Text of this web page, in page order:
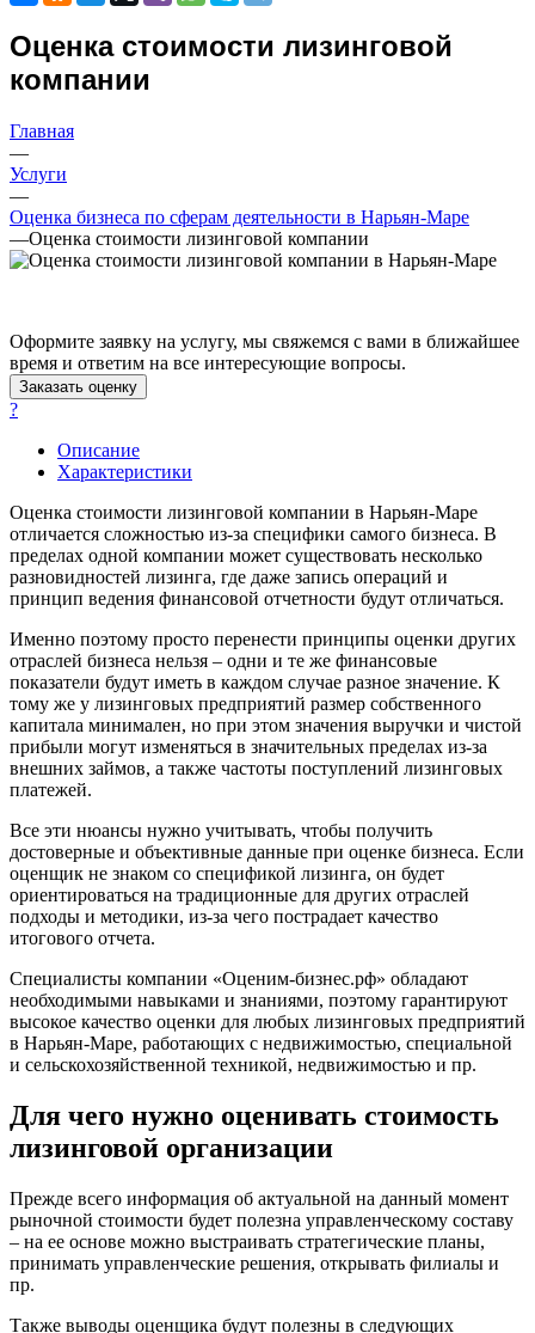
Оценка стоимости лизинговой
компании
Главная
—
Услуги
—
Оценка бизнеса по сферам деятельности в Нарьян-Маре
—Оценка стоимости лизинговой компании
Оформите заявку на услугу, мы свяжемся с вами в ближайшее
время и ответим на все интересующие вопросы.
Заказать оценку
?
Описание
Характеристики
Оценка стоимости лизинговой компании в Нарьян-Маре
отличается сложностью из-за специфики самого бизнеса. В
пределах одной компании может существовать несколько
разновидностей лизинга, где даже запись операций и
принцип ведения финансовой отчетности будут отличаться.
Именно поэтому просто перенести принципы оценки других
отраслей бизнеса нельзя – одни и те же финансовые
показатели будут иметь в каждом случае разное значение. К
тому же у лизинговых предприятий размер собственного
капитала минимален, но при этом значения выручки и чистой
прибыли могут изменяться в значительных пределах из-за
внешних займов, а также частоты поступлений лизинговых
платежей.
Все эти нюансы нужно учитывать, чтобы получить
достоверные и объективные данные при оценке бизнеса. Если
оценщик не знаком со спецификой лизинга, он будет
ориентироваться на традиционные для других отраслей
подходы и методики, из-за чего пострадает качество
итогового отчета.
Специалисты компании «Оценим-бизнес.рф» обладают
необходимыми навыками и знаниями, поэтому гарантируют
высокое качество оценки для любых лизинговых предприятий
в Нарьян-Маре, работающих с недвижимостью, специальной
и сельскохозяйственной техникой, недвижимостью и пр.
Для чего нужно оценивать стоимость
лизинговой организации
Прежде всего информация об актуальной на данный момент
рыночной стоимости будет полезна управленческому составу
– на ее основе можно выстраивать стратегические планы,
принимать управленческие решения, открывать филиалы и
пр.
Также выводы оценщика будут полезны в следующих
Анапа
Ангарск
Анжеро-Судженск
Апатиты
Арамиль
Арзамас
Архангельск
Асбест
Асино
Ачинск
Аша
Баймак
Балабаново
Балаково
Балашиха
Барабинск
Барнаул
Батайск
Бахчисарай
Белая Калитва
Белгород
Белебей
Белово
Белогорск
Белорецк
Белоярский
Бердск
Березники
Бийск
Биробиджан
Бирск
Бирюч
Благовещенск
Благодарный
Боготол
Большой Камень
Бор
Борзя
Борисоглебск
Боровичи
Братск
Бронницы
Брянск